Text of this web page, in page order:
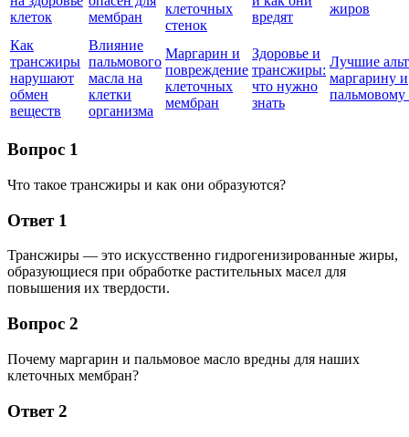
клеток
мембран
клеточных
стенок
вредят
жиров
Как
трансжиры
нарушают
обмен
веществ
Влияние
пальмового
масла на
клетки
организма
Маргарин и
повреждение
клеточных
мембран
Здоровье и
трансжиры:
что нужно
знать
Лучшие
маргарину и
пальмовому
Вопрос 1
Что такое трансжиры и как они образуются?
Ответ 1
Трансжиры — это искусственно гидрогенизированные жиры,
образующиеся при обработке растительных масел для
повышения их твердости.
Вопрос 2
Почему маргарин и пальмовое масло вредны для наших
клеточных мембран?
Ответ 2